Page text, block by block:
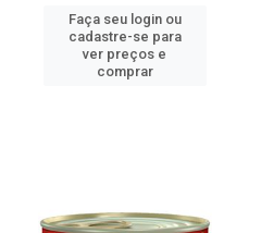
Faça seu login ou
cadastre-se para
ver preços e
comprar